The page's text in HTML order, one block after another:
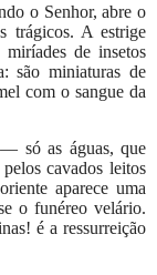
o Senhor, abre o
trágicos. A estrige
de insetos
são miniaturas de
com o sangue da
só as águas, que
cavados leitos
aparece uma
o funéreo velário.
é a ressurreição